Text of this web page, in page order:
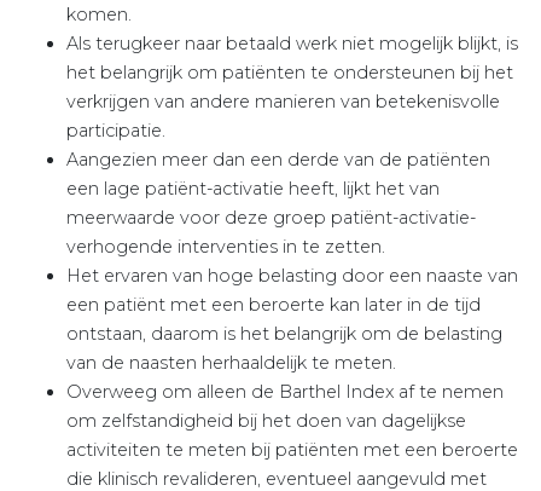
komen.
Als terugkeer naar betaald werk niet mogelijk blijkt, is
het belangrijk om patiënten te ondersteunen bij het
verkrijgen van andere manieren van betekenisvolle
participatie.
Aangezien meer dan een derde van de patiënten
een lage patiënt-activatie heeft, lijkt het van
meerwaarde voor deze groep patiënt-activatie-
verhogende interventies in te zetten.
Het ervaren van hoge belasting door een naaste van
een patiënt met een beroerte kan later in de tijd
ontstaan, daarom is het belangrijk om de belasting
van de naasten herhaaldelijk te meten.
Overweeg om alleen de Barthel Index af te nemen
om zelfstandigheid bij het doen van dagelijkse
activiteiten te meten bij patiënten met een beroerte
die klinisch revalideren, eventueel aangevuld met